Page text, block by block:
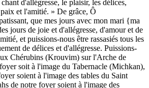
d'allégresse, le plaisir, les délices,
et l'amitié. » De grâce, Ô
que mes jours avec mon mari {ma
jours de joie et d'allégresse, d'amour et de
et puissions-nous être rassasiés tous les
de délices et d'allégresse. Puissions-
Chérubins (Krouvim) sur l'Arche de
soit à l'image du Tabernacle (Michkan),
soient à l'image des tables du Saint
de notre foyer soient à l'image des